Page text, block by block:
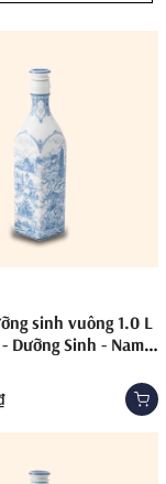
sinh vuông 1.0 L
Dưỡng Sinh - Nam